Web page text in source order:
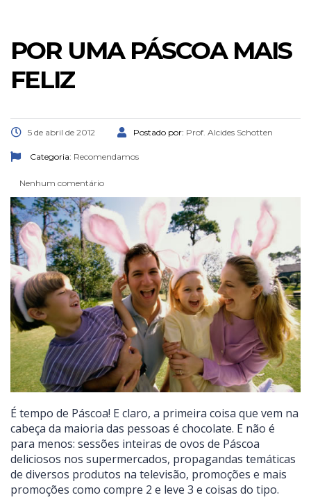
POR UMA PÁSCOA MAIS
FELIZ
5 de abril de 2012 Postado por: Prof. Alcides Schotten
Categoria: Recomendamos
Nenhum comentário
É tempo de Páscoa! E claro, a primeira coisa que vem na
cabeça da maioria das pessoas é chocolate. E não é
para menos: sessões inteiras de ovos de Páscoa
deliciosos nos supermercados, propagandas temáticas
de diversos produtos na televisão, promoções e mais
promoções como compre 2 e leve 3 e coisas do tipo.